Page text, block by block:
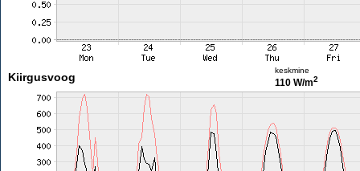
Kiirgusvoog
keskmine
110 W/m2